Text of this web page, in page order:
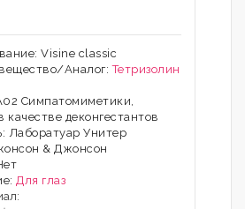
Visine classic
Аналог:Тетризолин
Симпатомиметики,
деконгестантов
Лаборатуар Унитер
& Джонсон
Для глаз